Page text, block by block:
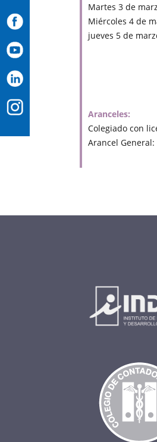
Martes 3 de
Miércoles 4 de
jueves 5 de
Aranceles:
Colegiado con
Arancel General: